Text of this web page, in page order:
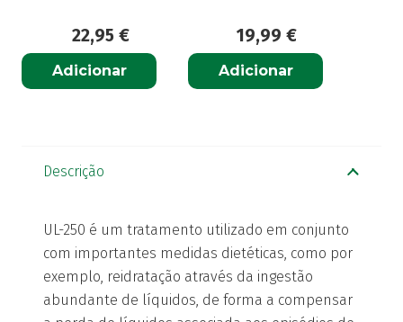
22,95 €
Adicionar
19,99 €
Adicionar
Descrição
UL-250 é um tratamento utilizado em conjunto
com importantes medidas dietéticas, como por
exemplo, reidratação através da ingestão
abundante de líquidos, de forma a compensar